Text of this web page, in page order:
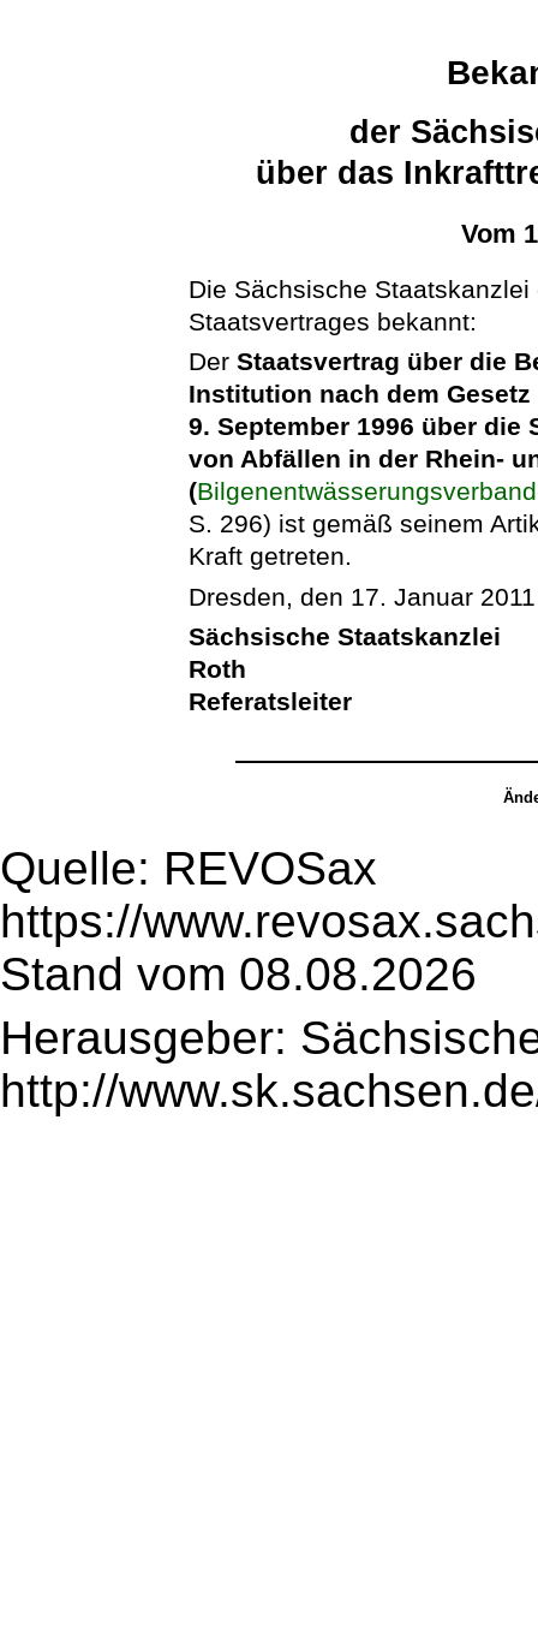
der
über das
Vom
Die Sächsische
Staatsvertrages bekannt:
DerStaatsvertrag über die
Institution nach dem
9. September 1996 über die
von Abfällen in der Rhein-
(
S. 296) ist gemäß seinem
Kraft getreten.
Dresden, den 17. Januar 2011
Sächsische Staatskanzlei
Roth
Referatsleiter
Quelle: REVOSax
https://
Stand vom 08.08.2026
Herausgeber:
http://